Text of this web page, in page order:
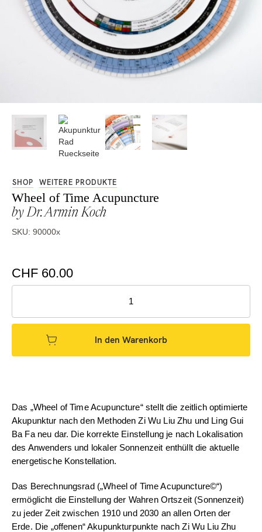
SHOP WEITERE PRODUKTE
Wheel of Time Acupuncture
by Dr. Armin Koch
SKU: 90000x
CHF 60.00
In den Warenkorb
Das „Wheel of Time Acupuncture“ stellt die zeitlich optimierte
Akupunktur nach den Methoden Zi Wu Liu Zhu und Ling Gui
Ba Fa neu dar. Die korrekte Einstellung je nach Lokalisation
des Anwenders und lokaler Sonnenzeit enthüllt die aktuelle
energetische Konstellation.
Das Berechnungsrad („Wheel of Time Acupuncture©“)
ermöglicht die Einstellung der Wahren Ortszeit (Sonnenzeit)
zu jeder Zeit zwischen 1910 und 2030 an allen Orten der
Erde. Die „offenen“ Akupunkturpunkte nach Zi Wu Liu Zhu